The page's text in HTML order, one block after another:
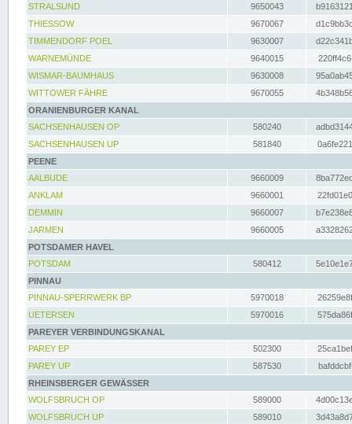
STRALSUND
9650043
THIESSOW
9670067
TIMMENDORF POEL
9630007
WARNEMÜNDE
9640015
WISMAR-BAUMHAUS
9630008
WITTOWER FÄHRE
9670055
ORANIENBURGER KANAL
SACHSENHAUSEN OP
580240
SACHSENHAUSEN UP
581840
PEENE
AALBUDE
9660009
ANKLAM
9660001
DEMMIN
9660007
JARMEN
9660005
POTSDAMER HAVEL
POTSDAM
580412
PINNAU
PINNAU-SPERRWERK BP
5970018
UETERSEN
5970016
PAREYER VERBINDUNGSKANAL
PAREY EP
502300
PAREY UP
587530
RHEINSBERGER GEWÄSSER
WOLFSBRUCH OP
589000
WOLFSBRUCH UP
589010